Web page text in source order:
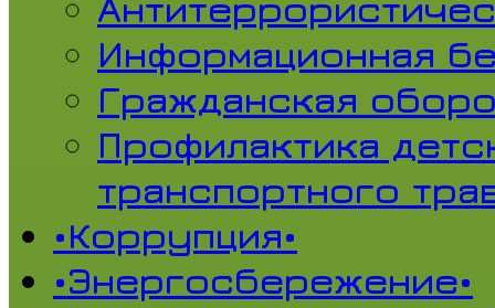
Информационная
Гражданская
Профилактика
транспортного
•Коррупция•
•Энергосбережение•